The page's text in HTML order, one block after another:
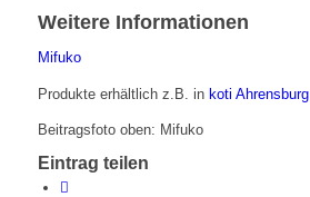
Weitere Informationen
Mifuko
Produkte erhältlich z.B. in koti Ahrensburg
Beitragsfoto oben: Mifuko
Eintrag teilen